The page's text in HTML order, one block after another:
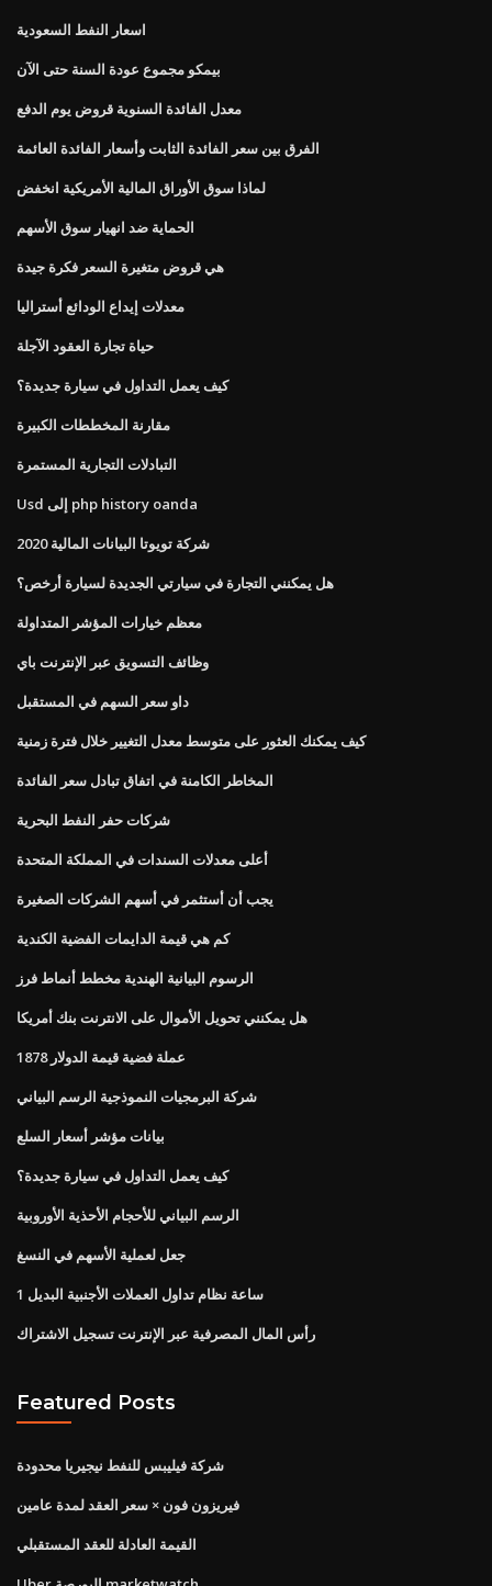
اسعار النفط السعودية
بيمكو مجموع عودة السنة حتى الآن
معدل الفائدة السنوية قروض يوم الدفع
الفرق بين سعر الفائدة الثابت وأسعار الفائدة العائمة
لماذا سوق الأوراق المالية الأمريكية انخفض
الحماية ضد انهيار سوق الأسهم
هي قروض متغيرة السعر فكرة جيدة
معدلات إيداع الودائع أستراليا
حياة تجارة العقود الآجلة
كيف يعمل التداول في سيارة جديدة؟
مقارنة المخططات الكبيرة
التبادلات التجارية المستمرة
Usd إلى php history oanda
شركة تويوتا البيانات المالية 2020
هل يمكنني التجارة في سيارتي الجديدة لسيارة أرخص؟
معظم خيارات المؤشر المتداولة
وظائف التسويق عبر الإنترنت باي
داو سعر السهم في المستقبل
كيف يمكنك العثور على متوسط ​​معدل التغيير خلال فترة زمنية
المخاطر الكامنة في اتفاق تبادل سعر الفائدة
شركات حفر النفط البحرية
أعلى معدلات السندات في المملكة المتحدة
يجب أن أستثمر في أسهم الشركات الصغيرة
كم هي قيمة الدايمات الفضية الكندية
الرسوم البيانية الهندية مخطط أنماط فرز
هل يمكنني تحويل الأموال على الانترنت بنك أمريكا
1878 عملة فضية قيمة الدولار
شركة البرمجيات النموذجية الرسم البياني
بيانات مؤشر أسعار السلع
كيف يعمل التداول في سيارة جديدة؟
الرسم البياني للأحجام الأحذية الأوروبية
جعل لعملية الأسهم في النسغ
1 ساعة نظام تداول العملات الأجنبية البديل
رأس المال المصرفية عبر الإنترنت تسجيل الاشتراك
Featured Posts
شركة فيليبس للنفط نيجيريا محدودة
فيريزون فون × سعر العقد لمدة عامين
القيمة العادلة للعقد المستقبلي